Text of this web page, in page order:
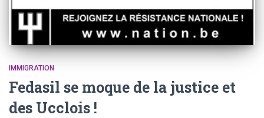
IMMIGRATION
Fedasil se moque de la justice et
des Ucclois !